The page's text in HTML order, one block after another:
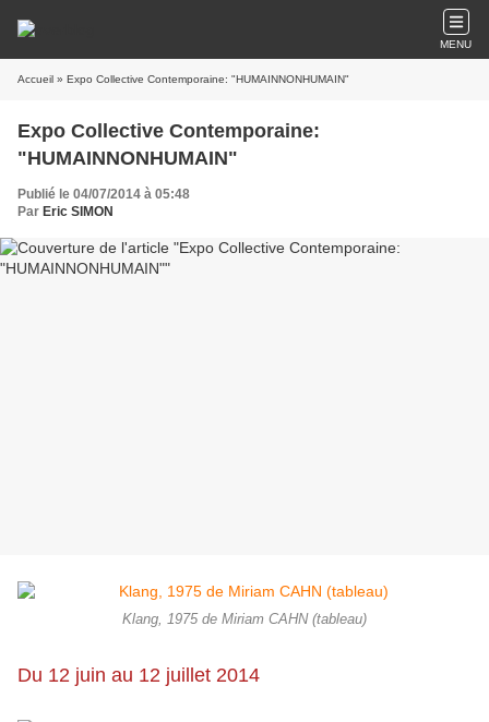
MENU
Accueil » Expo Collective Contemporaine: "HUMAINNONHUMAIN"
Expo Collective Contemporaine:
"HUMAINNONHUMAIN"
Publié le 04/07/2014 à 05:48
Par Eric SIMON
Klang, 1975 de Miriam CAHN (tableau)
Du 12 juin au 12 juillet 2014